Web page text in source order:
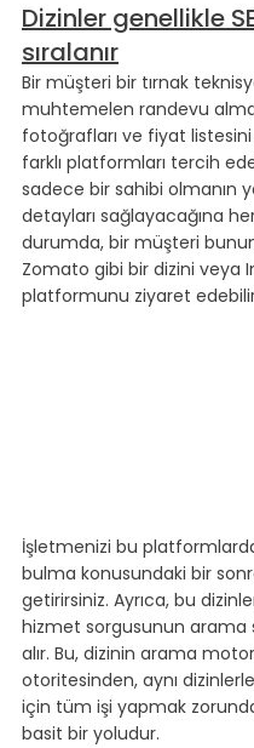
Dizinler genellikle
sıralanır
Bir müşteri bir tırnak
muhtemelen randevu
fotoğrafları ve fiyat
farklı platformları tercih
sadece bir sahibi olmanın
detayları sağlayacağına
durumda, bir müşteri
Zomato gibi bir dizini veya
platformunu ziyaret
İşletmenizi bu
bulma konusundaki bir
getirirsiniz. Ayrıca, bu
hizmet sorgusunun arama
alır. Bu, dizinin arama
otoritesinden, aynı
için tüm işi yapmak
basit bir yoludur.